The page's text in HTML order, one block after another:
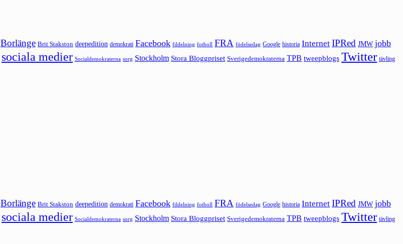
Borlänge Brit Stakston deepedition demokrati Facebook fildelning fotboll FRA födelsedag Google historia Internet IPRed JMW jobb
sociala medier Socialdemokraterna sorg Stockholm Stora Bloggpriset Sverigedemokraterna TPB tweepblogs Twitter tävling
Borlänge Brit Stakston deepedition demokrati Facebook fildelning fotboll FRA födelsedag Google historia Internet IPRed JMW jobb
sociala medier Socialdemokraterna sorg Stockholm Stora Bloggpriset Sverigedemokraterna TPB tweepblogs Twitter tävling